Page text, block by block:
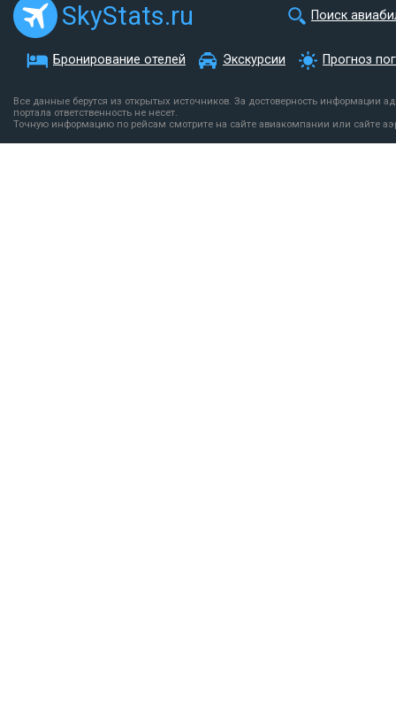
SkyStats.ru Поиск
Бронирование отелей Экскурсии Прогноз
Все данные берутся из открытых источников. За достоверность информации
портала ответственность не несет.
Точную информацию по рейсам смотрите на сайте авиакомпании или сайте